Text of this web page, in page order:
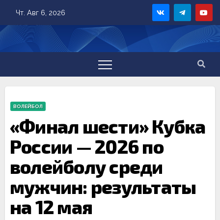
content
Чт. Авг 6, 2026
ВОЛЕЙБОЛ
«Финал шести» Кубка
России — 2026 по
волейболу среди
мужчин: результаты
на 12 мая